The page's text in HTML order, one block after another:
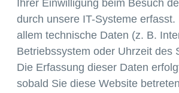
Ihrer Einwilligung beim Besuch
durch unsere IT-Systeme erfasst.
allem technische Daten (z. B.
Betriebssystem oder Uhrzeit des
Die Erfassung dieser Daten
sobald Sie diese Website